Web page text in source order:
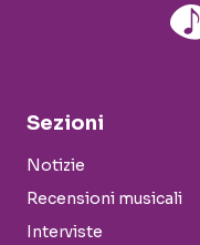
Sezioni
Notizie
Recensioni musicali
Interviste